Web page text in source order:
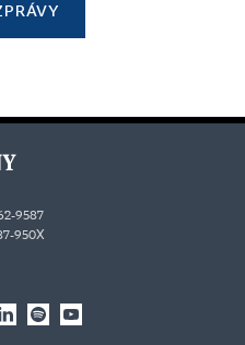
9587
950X